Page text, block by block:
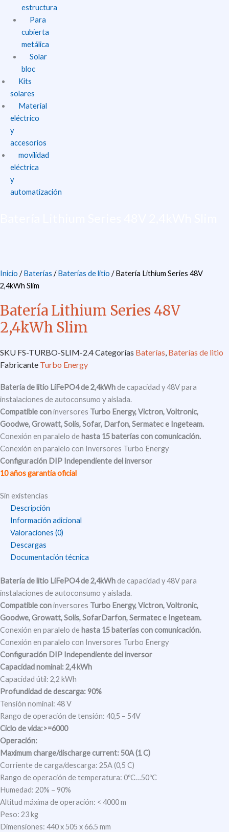
estructura
Para
cubierta
metálica
Solar
bloc
Kits
solares
Material
eléctrico
y
accesorios
movilidad
eléctrica
y
automatización
Inicio /Baterías /Baterías de litio / Batería Lithium Series 48V
2,4kWh Slim
Batería Lithium Series 48V
2,4kWh Slim
SKU FS-TURBO-SLIM-2.4Categorías Baterías, Baterías de litio
Fabricante Turbo Energy
Batería de litio LiFePO4 de 2,4kWhde capacidad y 48V para
instalaciones de autoconsumo y aislada.
Compatibleconinversores Turbo Energy, Victron, Voltronic,
Goodwe, Growatt, Solis, Sofar, Darfon, Sermatec e Ingeteam.
Conexión en paralelo de hasta 15 baterías con comunicación.
Conexión en paralelo con Inversores Turbo Energy
Configuración DIP Independiente del inversor
10 años garantía oficial
Sin existencias
Descripción
Información adicional
Valoraciones (0)
Descargas
Documentación técnica
Batería de litio LiFePO4 de 2,4kWhde capacidad y 48V para
instalaciones de autoconsumo y aislada.
Compatibleconinversores Turbo Energy, Victron, Voltronic,
Goodwe, Growatt, Solis, SofarDarfon, Sermatec e Ingeteam.
Conexión en paralelo de hasta 15 baterías con comunicación.
Conexión en paralelo con Inversores Turbo Energy
Configuración DIP Independiente del inversor
Capacidad nominal: 2,4 kWh
Capacidad útil: 2,2 kWh
Profundidad de descarga: 90%
Tensión nominal: 48 V
Rango de operación de tensión: 40,5 – 54V
Ciclo de vida:>=6000
Operación:
Maximum charge/discharge current:50A (1 C)
Corriente de carga/descarga: 25A (0,5 C)
Rango de operación de temperatura: 0ºC…50ºC
Humedad: 20% – 90%
Altitud máxima de operación: < 4000 m
Peso: 23 kg
Dimensiones: 440 x 505 x 66.5 mm